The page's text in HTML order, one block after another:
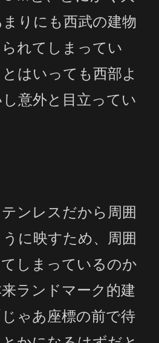
りにも西武の建物
れてしまってい
はいっても西部よ
意外と目立ってい
ンレスだから周囲
に映すため、周囲
しまっているのか
ランドマーク的建
ゃあ座標の前で待